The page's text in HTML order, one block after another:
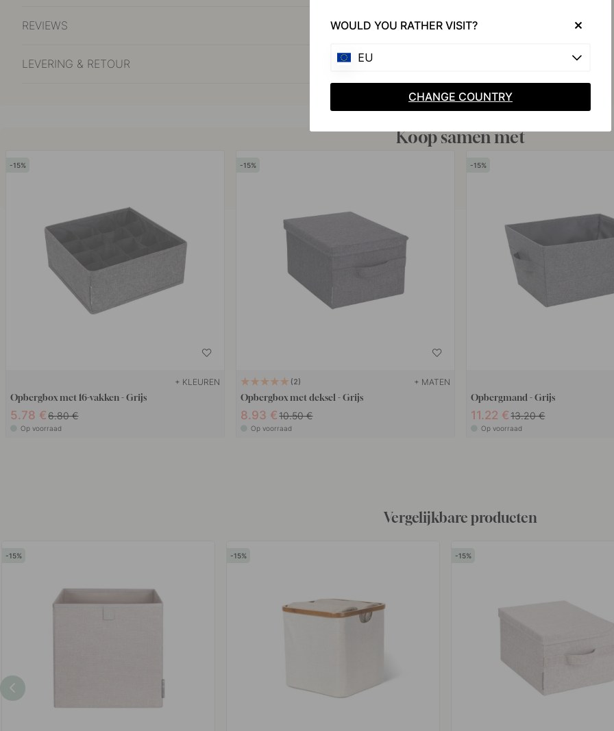
REVIEWS
LEVERING & RETOUR
Koop samen met
15
+ KLEUREN
Opbergbox met 16-vakken - Grijs
5.78 € 6.80 €
Op voorraad
15
2 + MATEN
Opbergbox met deksel - Grijs
8.93 € 10.50 €
Op voorraad
15
Opbergmand - Grijs
11.22 € 13.20 €
Op voorraad
Vergelijkbare producten
15 15 15
WOULD YOU RATHER VISIT?
EU
CHANGE COUNTRY